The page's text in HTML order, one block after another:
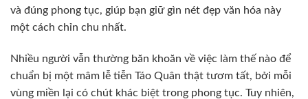
và đúng phong tục, giúp bạn giữ gìn nét đẹp văn hóa này
một cách chỉn chu nhất.
Nhiều người vẫn thường băn khoăn về việc làm thế nào để
chuẩn bị một mâm lễ tiễn Táo Quân thật tươm tất, bởi mỗi
vùng miền lại có chút khác biệt trong phong tục. Tuy nhiên,